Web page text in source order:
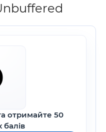
отримайте 50
балів